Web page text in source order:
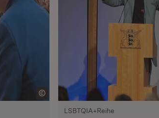
LSBTQIA+Reihe